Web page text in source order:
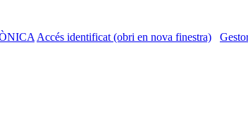
Accés identificat (obri en nova finestra)